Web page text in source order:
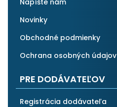
Napíšte nám
Novinky
Obchodné podmienky
Ochrana osobných údajov
PRE DODÁVATEĽOV
Registrácia dodávateľa